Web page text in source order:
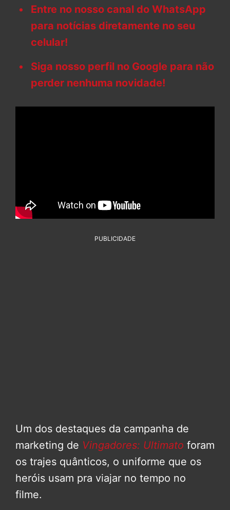
Entre no nosso canal do WhatsApp
para notícias diretamente no seu
celular!
Siga nosso perfil no Google para não
perder nenhuma novidade!
PUBLICIDADE
Um dos destaques da campanha de
marketing de Vingadores: Ultimato foram
os trajes quânticos, o uniforme que os
heróis usam pra viajar no tempo no
filme.